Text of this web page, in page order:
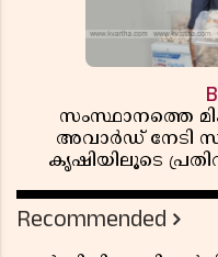
സംസ്ഥാനത്തെ
അവാർഡ് നേടി
കൃഷിയിലൂടെ
Recommended